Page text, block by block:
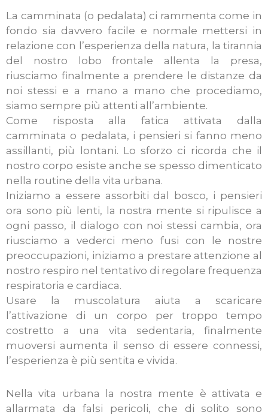
La camminata (o pedalata) ci rammenta come in
fondo sia davvero facile e normale mettersi in
relazione con l’esperienza della natura, la tirannia
del nostro lobo frontale allenta la presa,
riusciamo finalmente a prendere le distanze da
noi stessi e a mano a mano che procediamo,
siamo sempre più attenti all’ambiente.
Come risposta alla fatica attivata dalla
camminata o pedalata, i pensieri si fanno meno
assillanti, più lontani. Lo sforzo ci ricorda che il
nostro corpo esiste anche se spesso dimenticato
nella routine della vita urbana.
Iniziamo a essere assorbiti dal bosco, i pensieri
ora sono più lenti, la nostra mente si ripulisce a
ogni passo, il dialogo con noi stessi cambia, ora
riusciamo a vederci meno fusi con le nostre
preoccupazioni, iniziamo a prestare attenzione al
nostro respiro nel tentativo di regolare frequenza
respiratoria e cardiaca.
Usare la muscolatura aiuta a scaricare
l’attivazione di un corpo per troppo tempo
costretto a una vita sedentaria, finalmente
muoversi aumenta il senso di essere connessi,
l’esperienza è più sentita e vivida.
Nella vita urbana la nostra mente è attivata e
allarmata da falsi pericoli, che di solito sono